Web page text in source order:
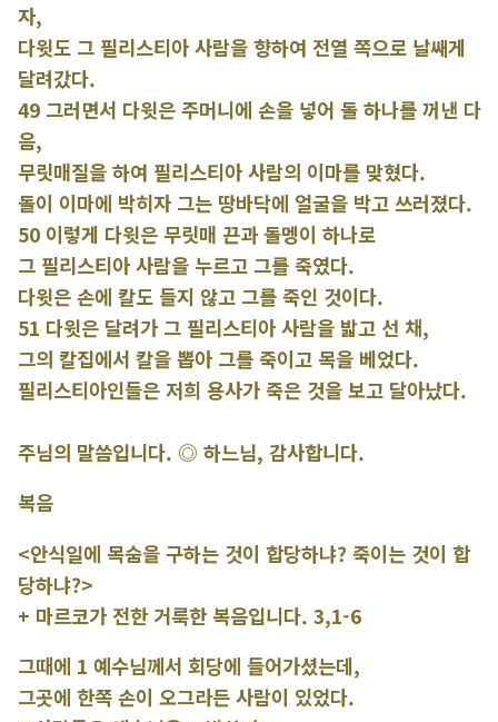
자,
다윗도 그 필리스티아 사람을 향하여 전열 쪽으로 날쌔게
달려갔다.
49 그러면서 다윗은 주머니에 손을 넣어 돌 하나를 꺼낸 다
음,
무릿매질을 하여 필리스티아 사람의 이마를 맞혔다.
돌이 이마에 박히자 그는 땅바닥에 얼굴을 박고 쓰러졌다.
50 이렇게 다윗은 무릿매 끈과 돌멩이 하나로
그 필리스티아 사람을 누르고 그를 죽였다.
다윗은 손에 칼도 들지 않고 그를 죽인 것이다.
51 다윗은 달려가 그 필리스티아 사람을 밟고 선 채,
그의 칼집에서 칼을 뽑아 그를 죽이고 목을 베었다.
필리스티아인들은 저희 용사가 죽은 것을 보고 달아났다.
주님의 말씀입니다. ◎ 하느님, 감사합니다.
복음
<안식일에 목숨을 구하는 것이 합당하냐? 죽이는 것이 합
당하냐?>
+ 마르코가 전한 거룩한 복음입니다. 3,1-6
그때에 1 예수님께서 회당에 들어가셨는데,
그곳에 한쪽 손이 오그라든 사람이 있었다.